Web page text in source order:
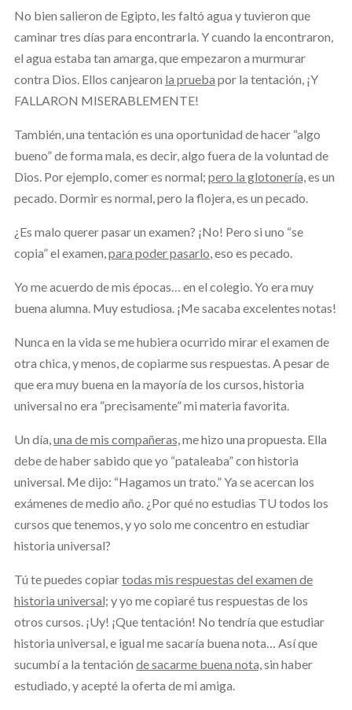
No bien salieron de Egipto, les faltó agua y tuvieron que
caminar tres días para encontrarla. Y cuando la encontraron,
el agua estaba tan amarga, que empezaron a murmurar
contra Dios. Ellos canjearon la prueba por la tentación, ¡Y
FALLARON MISERABLEMENTE!
También, una tentación es una oportunidad de hacer “algo
bueno” de forma mala, es decir, algo fuera de la voluntad de
Dios. Por ejemplo, comer es normal; pero la glotonería,es un
pecado. Dormir es normal, pero la flojera, es un pecado.
¿Es malo querer pasar un examen? ¡No! Pero si uno “se
copia” el examen,para poder pasarlo, eso es pecado.
Yo me acuerdo de mis épocas… en el colegio. Yo era muy
buena alumna. Muy estudiosa. ¡Me sacaba excelentes notas!
Nunca en la vida se me hubiera ocurrido mirar el examen de
otra chica, y menos, de copiarme sus respuestas. A pesar de
que era muy buena en la mayoría de los cursos, historia
universal no era “precisamente” mi materia favorita.
Un día,una de mis compañeras,me hizo una propuesta. Ella
debe de haber sabido que yo “pataleaba” con historia
universal. Me dijo: “Hagamos un trato.” Ya se acercan los
exámenes de medio año. ¿Por qué no estudias TU todos los
cursos que tenemos, y yo solo me concentro en estudiar
historia universal?
Tú te puedes copiartodas mis respuestas del examen de
historia universal; y yo me copiaré tus respuestas de los
otros cursos. ¡Uy! ¡Que tentación! No tendría que estudiar
historia universal, e igual me sacaría buena nota… Así que
sucumbí a la tentación de sacarme buena nota,sin haber
estudiado, y acepté la oferta de mi amiga.